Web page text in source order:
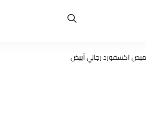
اكسفورد رجالي أبيض